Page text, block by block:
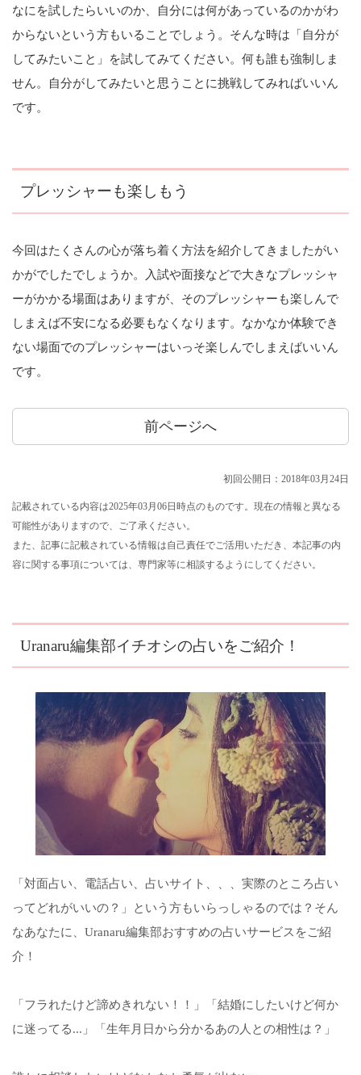
なにを試したらいいのか、自分には何があっているのかがわ
からないという方もいることでしょう。そんな時は「自分が
してみたいこと」を試してみてください。何も誰も強制しま
せん。自分がしてみたいと思うことに挑戦してみればいいん
です。
プレッシャーも楽しもう
今回はたくさんの心が落ち着く方法を紹介してきましたがい
かがでしたでしょうか。入試や面接などで大きなプレッシャ
ーがかかる場面はありますが、そのプレッシャーも楽しんで
しまえば不安になる必要もなくなります。なかなか体験でき
ない場面でのプレッシャーはいっそ楽しんでしまえばいいん
です。
前ページへ
初回公開日：2018年03月24日
記載されている内容は2025年03月06日時点のものです。現在の情報と異なる
可能性がありますので、ご了承ください。
また、記事に記載されている情報は自己責任でご活用いただき、本記事の内
容に関する事項については、専門家等に相談するようにしてください。
Uranaru編集部イチオシの占いをご紹介！
「対面占い、電話占い、占いサイト、、、実際のところ占い
ってどれがいいの？」という方もいらっしゃるのでは？そん
なあなたに、Uranaru編集部おすすめの占いサービスをご紹
介！
「フラれたけど諦めきれない！！」「結婚にしたいけど何か
に迷ってる...」「生年月日から分かるあの人との相性は？」